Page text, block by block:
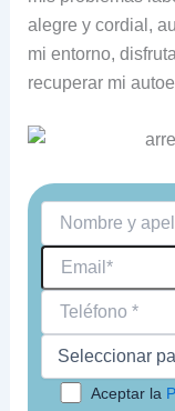
alegre y cordial,
mi entorno,
recuperar mi
Aceptar la